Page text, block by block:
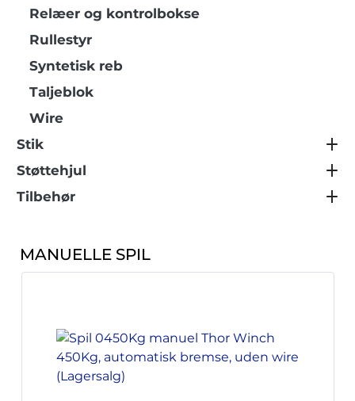
Relæer og kontrolbokse
Rullestyr
Syntetisk reb
Taljeblok
Wire
Stik
Støttehjul
Tilbehør
MANUELLE SPIL